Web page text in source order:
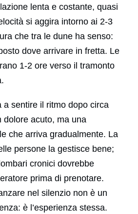
lenta e costante, quasi
si aggira intorno ai 2-3
che tra le dune ha senso:
dove arrivare in fretta. Le
1-2 ore verso il tramonto
a sentire il ritmo dopo circa
dolore acuto, ma una
che arriva gradualmente. La
persone la gestisce bene;
cronici dovrebbe
prima di prenotare.
nel silenzio non è un
è l’esperienza stessa.